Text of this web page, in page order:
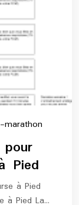
marathon
pour
Pied
à Pied
à Pied La…